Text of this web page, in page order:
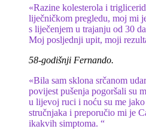
«Razine kolesterola i
liječničkom pregledu, moj mi
s liječenjem u trajanju od 30
Moj posljednji upit, moji
58-godišnji Fernando.
«Bila sam sklona srčanom
povijest pušenja pogoršali su
u lijevoj ruci i noću su me
stručnjaka i preporučio mi je
ikakvih simptoma. “